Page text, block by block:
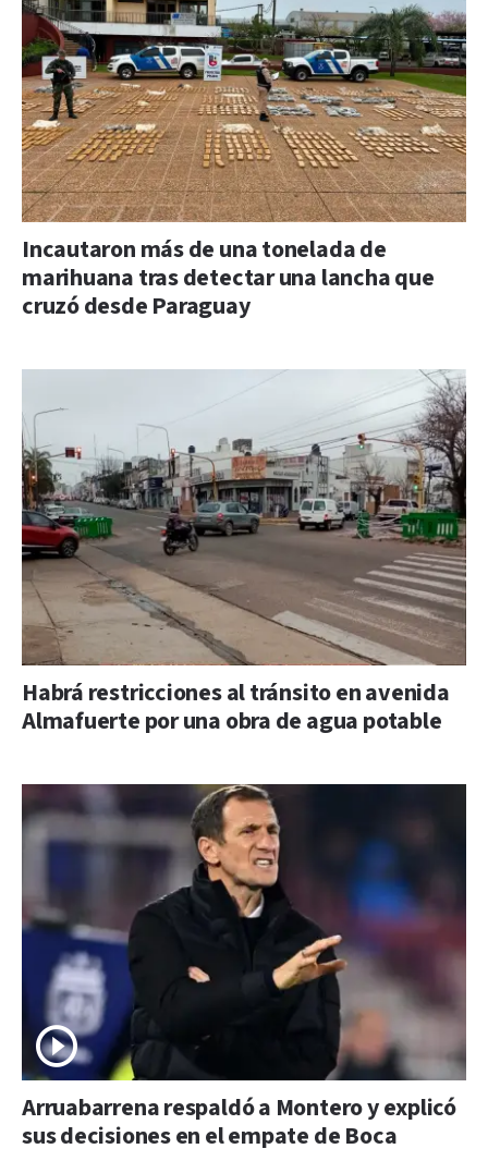
Incautaron más de una tonelada de
marihuana tras detectar una lancha que
cruzó desde Paraguay
Habrá restricciones al tránsito en avenida
Almafuerte por una obra de agua potable
Arruabarrena respaldó a Montero y explicó
sus decisiones en el empate de Boca